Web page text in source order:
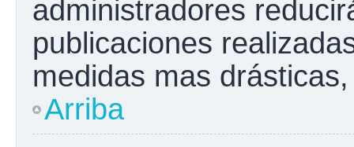
administradores
publicaciones
medidas mas
Arriba